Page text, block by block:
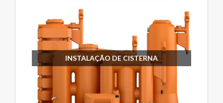
INSTALAÇÃO DE CISTERNA